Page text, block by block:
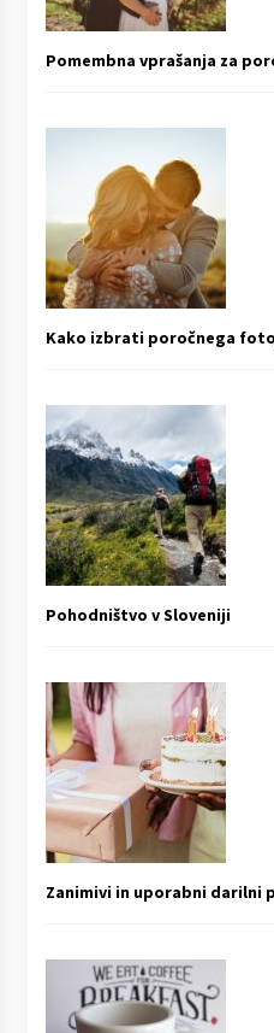
Pomembna vprašanja za
Kako izbrati poročnega
Pohodništvo v Sloveniji
Zanimivi in uporabni darilni